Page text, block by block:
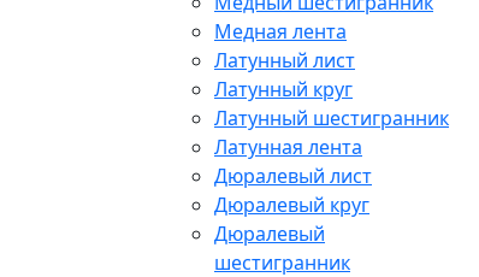
Медная лента
Латунный лист
Латунный круг
Латунный шестигранник
Латунная лента
Дюралевый лист
Дюралевый круг
Дюралевый
шестигранник